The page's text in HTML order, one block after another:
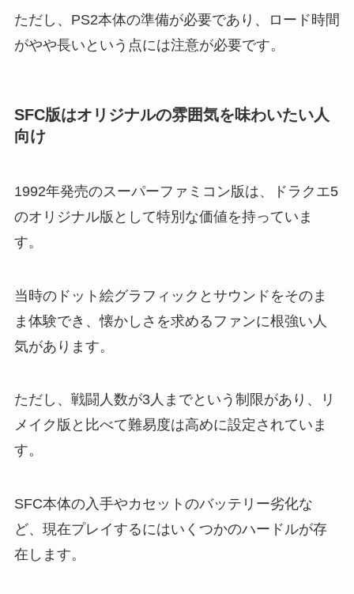
ただし、PS2本体の準備が必要であり、ロード時間
がやや長いという点には注意が必要です。
SFC版はオリジナルの雰囲気を味わいたい人
向け
1992年発売のスーパーファミコン版は、ドラクエ5
のオリジナル版として特別な価値を持っていま
す。
当時のドット絵グラフィックとサウンドをそのま
ま体験でき、懐かしさを求めるファンに根強い人
気があります。
ただし、戦闘人数が3人までという制限があり、リ
メイク版と比べて難易度は高めに設定されていま
す。
SFC本体の入手やカセットのバッテリー劣化な
ど、現在プレイするにはいくつかのハードルが存
在します。